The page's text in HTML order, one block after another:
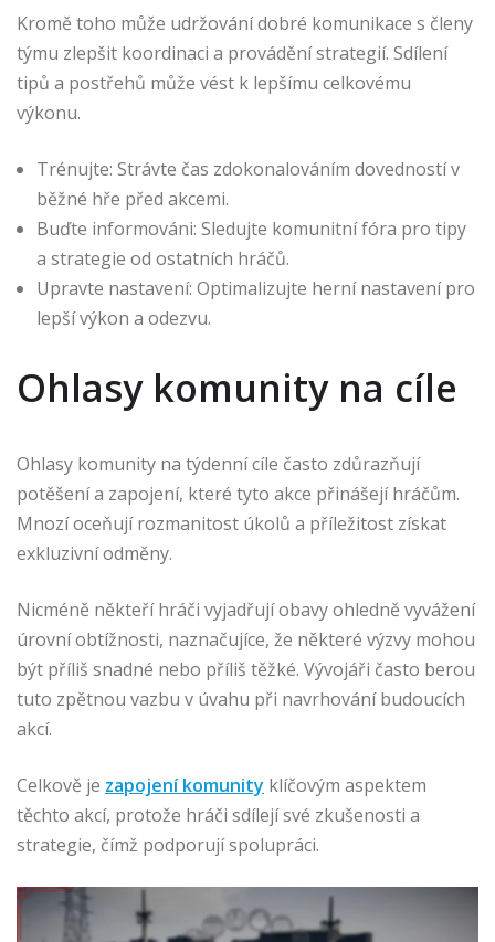
Kromě toho může udržování dobré komunikace s členy
týmu zlepšit koordinaci a provádění strategií. Sdílení
tipů a postřehů může vést k lepšímu celkovému
výkonu.
Trénujte: Strávte čas zdokonalováním dovedností v
běžné hře před akcemi.
Buďte informováni: Sledujte komunitní fóra pro tipy
a strategie od ostatních hráčů.
Upravte nastavení: Optimalizujte herní nastavení pro
lepší výkon a odezvu.
Ohlasy komunity na cíle
Ohlasy komunity na týdenní cíle často zdůrazňují
potěšení a zapojení, které tyto akce přinášejí hráčům.
Mnozí oceňují rozmanitost úkolů a příležitost získat
exkluzivní odměny.
Nicméně někteří hráči vyjadřují obavy ohledně vyvážení
úrovní obtížnosti, naznačujíce, že některé výzvy mohou
být příliš snadné nebo příliš těžké. Vývojáři často berou
tuto zpětnou vazbu v úvahu při navrhování budoucích
akcí.
Celkově je zapojení komunity klíčovým aspektem
těchto akcí, protože hráči sdílejí své zkušenosti a
strategie, čímž podporují spolupráci.